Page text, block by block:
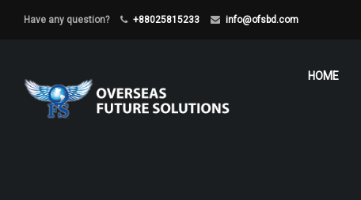
Have any question? +88025815233 info@ofsbd.com
HOME